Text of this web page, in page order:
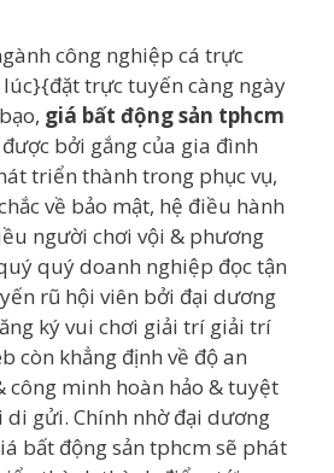
công nghiệp cá trực
trực tuyến càng ngày
giá bất động sản tphcm
bởi gắng của gia đình
triển thành trong phục vụ,
về bảo mật, hệ điều hành
người chơi vội & phương
quý doanh nghiệp đọc tận
rũ hội viên bởi đại dương
ký vui chơi giải trí giải trí
còn khẳng định về độ an
công minh hoàn hảo & tuyệt
gửi. Chính nhờ đại dương
bất động sản tphcm sẽ phát